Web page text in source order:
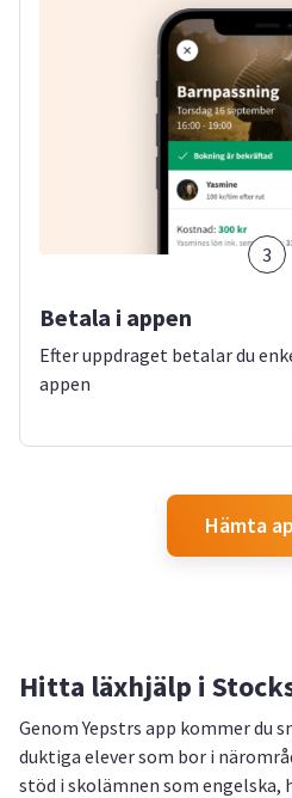
3
Betala i appen
Efter uppdraget betalar du
appen
Hämta
Hitta läxhjälp i
Genom Yepstrs app kommer du
duktiga elever som bor i
stöd i skolämnen som engelska,